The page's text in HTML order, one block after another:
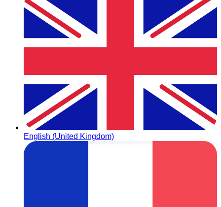
English (United Kingdom)